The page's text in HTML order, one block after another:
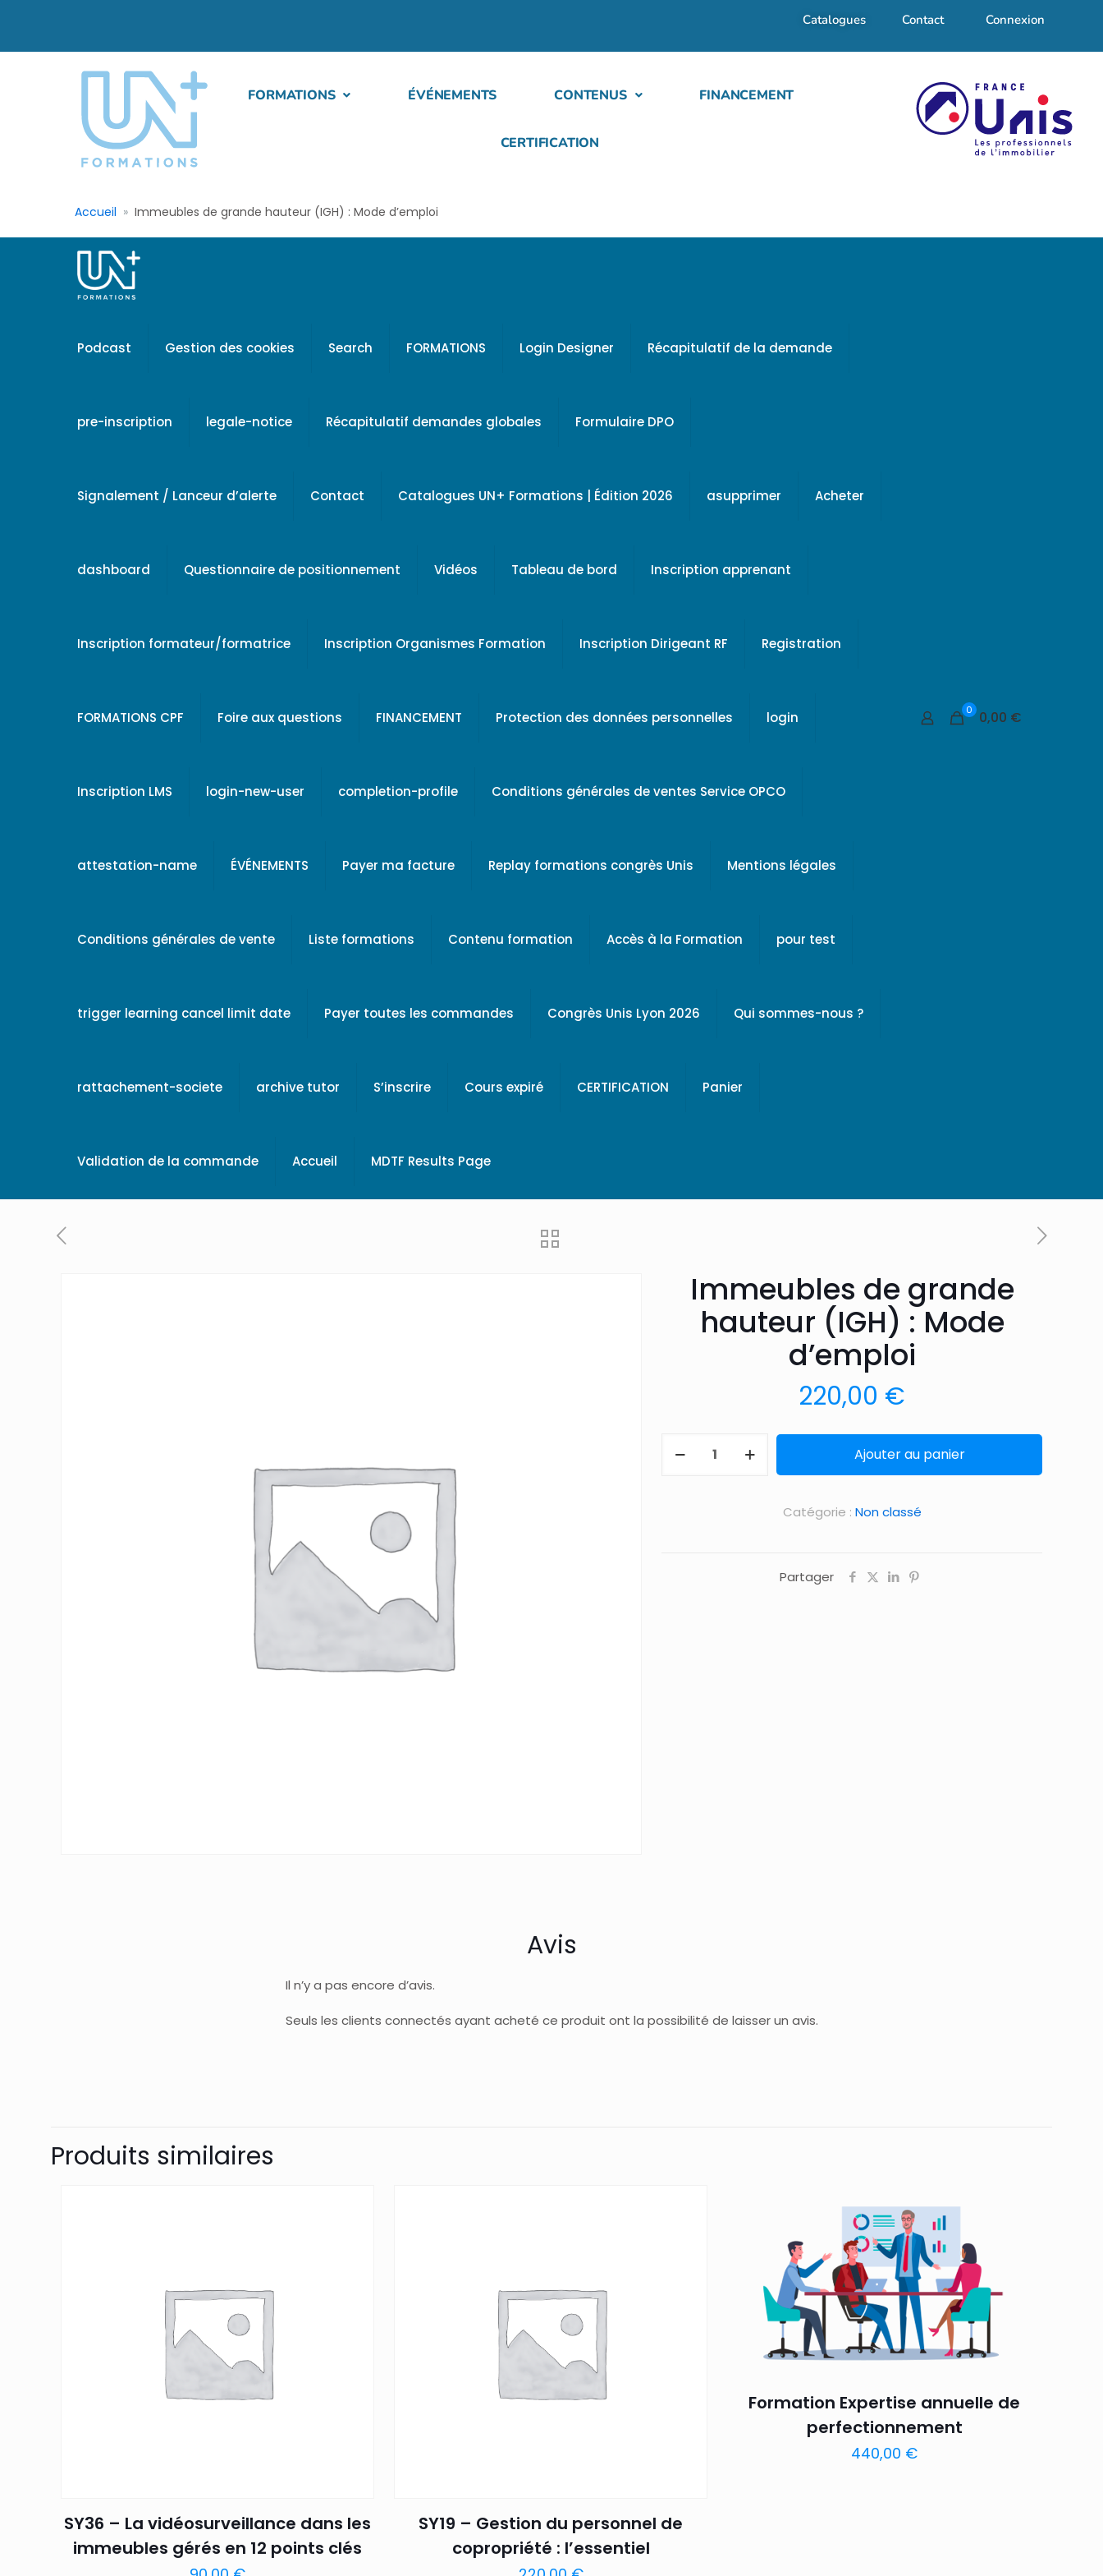
Catalogues Contact Connexion
FORMATIONS ÉVÉNEMENTS CONTENUS FINANCEMENT
CERTIFICATION
Accueil Immeubles de grande hauteur (IGH) : Mode d’emploi
Podcast Gestion des cookies Search FORMATIONS Login Designer Récapitulatif de la demande
pre-inscription legale-notice Récapitulatif demandes globales Formulaire DPO
Signalement / Lanceur d’alerte Contact Catalogues UN+ Formations | Édition 2026 asupprimer Acheter
dashboard Questionnaire de positionnement Vidéos Tableau de bord Inscription apprenant
Inscription formateur/formatrice Inscription Organismes Formation Inscription Dirigeant RF Registration
FORMATIONS CPF Foire aux questions FINANCEMENT Protection des données personnelles login
Inscription LMS login-new-user completion-profile Conditions générales de ventes Service OPCO
attestation-name ÉVÉNEMENTS Payer ma facture Replay formations congrès Unis Mentions légales
Conditions générales de vente Liste formations Contenu formation Accès à la Formation pour test
trigger learning cancel limit date Payer toutes les commandes Congrès Unis Lyon 2026 Qui sommes-nous ?
rattachement-societe archive tutor S’inscrire Cours expiré CERTIFICATION Panier
Validation de la commande Accueil MDTF Results Page
0 0,00 €
Immeubles de grande
hauteur (IGH) : Mode
d’emploi
220,00 €
Ajouter au panier
Catégorie : Non classé
Partager
Avis
Il n’y a pas encore d’avis.
Seuls les clients connectés ayant acheté ce produit ont la possibilité de laisser un avis.
Produits similaires
SY36 – La vidéosurveillance dans les
immeubles gérés en 12 points clés
SY19 – Gestion du personnel de
copropriété : l’essentiel
Formation Expertise annuelle de
perfectionnement
440,00 €